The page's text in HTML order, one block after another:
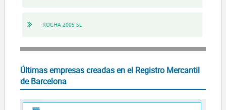
ROCHA 2005 SL
Últimas empresas creadas en el Registro Mercantil
de Barcelona